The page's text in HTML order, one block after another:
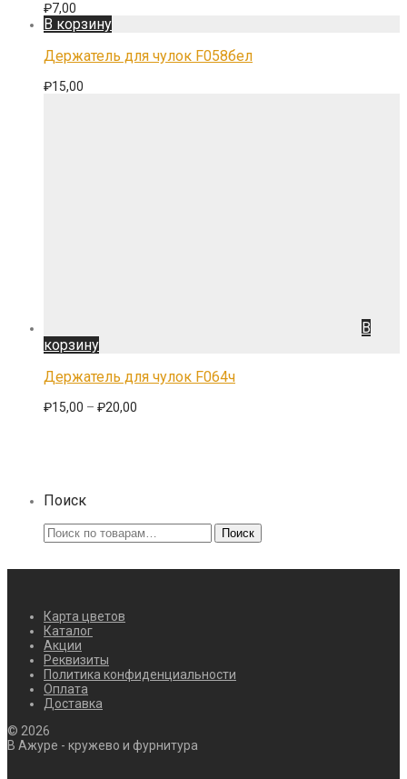
₽7,00
В корзину
Держатель для чулок F058бел
₽15,00
В
корзину
Держатель для чулок F064ч
₽15,00 – ₽20,00
Поиск
Искать: Поиск
Карта цветов
Каталог
Акции
Реквизиты
Политика конфиденциальности
Оплата
Доставка
© 2026
В Ажуре - кружево и фурнитура